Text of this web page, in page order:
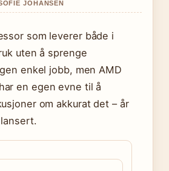
JOHANSEN
som leverer både i
uten å sprenge
enkel jobb, men AMD
en egen evne til å
om akkurat det – år